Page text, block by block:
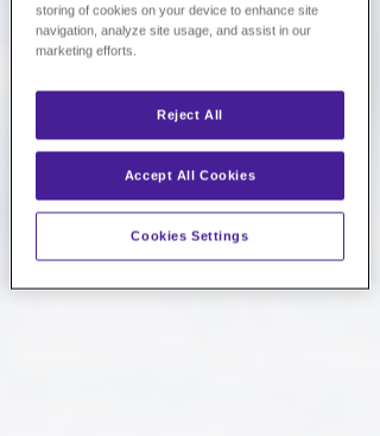
storing of cookies on your device to enhance site
navigation, analyze site usage, and assist in our
marketing efforts.
Reject All
Accept All Cookies
Cookies Settings